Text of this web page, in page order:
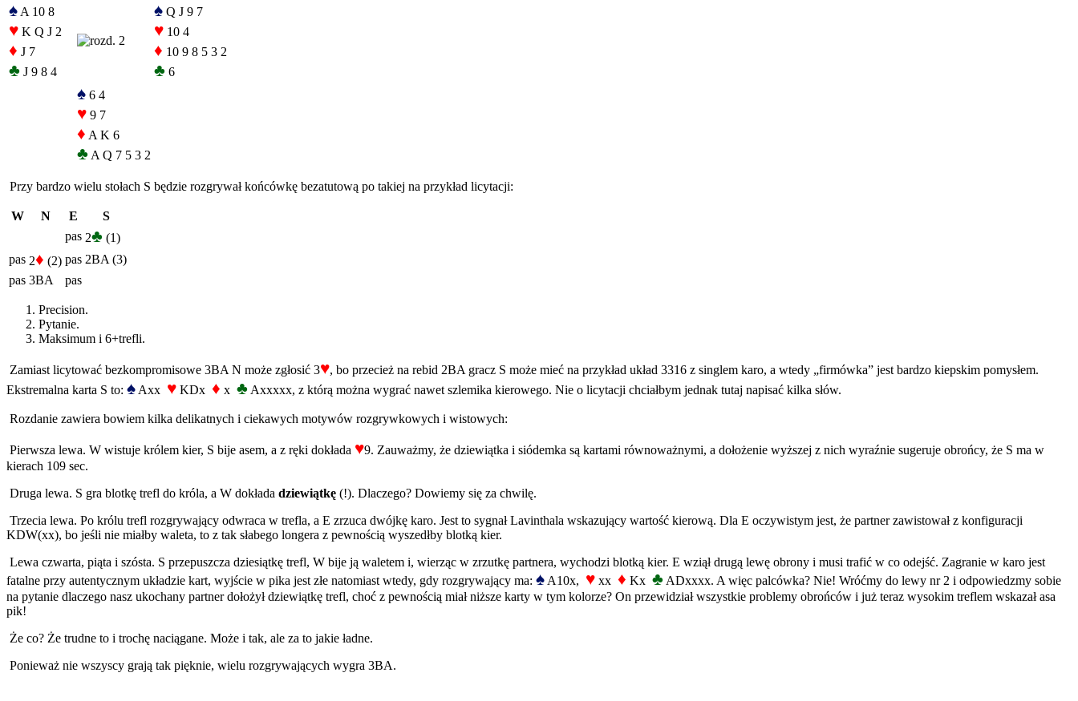
♠ A 10 8
♥ K Q J 2
♦ J 7
♣ J 9 8 4
♠ Q J 9 7
♥ 10 4
♦ 10 9 8 5 3 2
♣ 6
♠ 6 4
♥ 9 7
♦ A K 6
♣ A Q 7 5 3 2
Przy bardzo wielu stołach S będzie rozgrywał końcówkę bezatutową po takiej na przykład licytacji:
W N E
S
pas 2♣ (1)
pas 2♦ (2) pas 2BA (3)
pas 3BA pas
Precision.
Pytanie.
Maksimum i 6+trefli.
Zamiast licytować bezkompromisowe 3BA N może zgłosić 3♥, bo przecież na rebid 2BA gracz S może mieć na przykład układ 3316 z singlem karo, a wtedy „firmówka” jest bardzo kiepskim pomysłem.
Ekstremalna karta S to: ♠ Axx ♥ KDx ♦ x ♣ Axxxxx, z którą można wygrać nawet szlemika kierowego. Nie o licytacji chciałbym jednak tutaj napisać kilka słów.
Rozdanie zawiera bowiem kilka delikatnych i ciekawych motywów rozgrywkowych i wistowych:
Pierwsza lewa. W wistuje królem kier, S bije asem, a z ręki dokłada ♥9. Zauważmy, że dziewiątka i siódemka są kartami równoważnymi, a dołożenie wyższej z nich wyraźnie sugeruje obrońcy, że S ma w
kierach 109 sec.
Druga lewa. S gra blotkę trefl do króla, a W dokłada dziewiątkę (!). Dlaczego? Dowiemy się za chwilę.
Trzecia lewa. Po królu trefl rozgrywający odwraca w trefla, a E zrzuca dwójkę karo. Jest to sygnał Lavinthala wskazujący wartość kierową. Dla E oczywistym jest, że partner zawistował z konfiguracji
KDW(xx), bo jeśli nie miałby waleta, to z tak słabego longera z pewnością wyszedłby blotką kier.
Lewa czwarta, piąta i szósta. S przepuszcza dziesiątkę trefl, W bije ją waletem i, wierząc w zrzutkę partnera, wychodzi blotką kier. E wziął drugą lewę obrony i musi trafić w co odejść. Zagranie w karo jest
fatalne przy autentycznym układzie kart, wyjście w pika jest złe natomiast wtedy, gdy rozgrywający ma: ♠ A10x, ♥ xx ♦ Kx ♣ ADxxxx. A więc palcówka? Nie! Wróćmy do lewy nr 2 i odpowiedzmy sobie
na pytanie dlaczego nasz ukochany partner dołożył dziewiątkę trefl, choć z pewnością miał niższe karty w tym kolorze? On przewidział wszystkie problemy obrońców i już teraz wysokim treflem wskazał asa
pik!
Że co? Że trudne to i trochę naciągane. Może i tak, ale za to jakie ładne.
Ponieważ nie wszyscy grają tak pięknie, wielu rozgrywających wygra 3BA.